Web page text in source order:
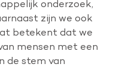
onderzoek,
zijn we ook
betekent dat we
mensen met een
de stem van